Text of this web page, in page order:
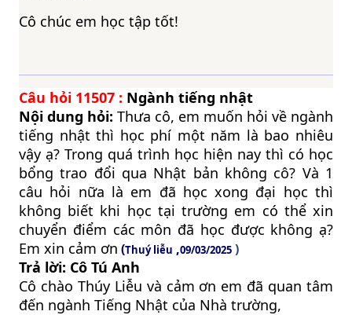
Cô chúc em học tập tốt!
Câu hỏi 11507 : Ngành tiếng nhật
Nội dung hỏi: Thưa cô, em muốn hỏi về ngành
tiếng nhật thì học phí một năm là bao nhiêu
vậy ạ? Trong quá trình học hiện nay thì có học
bổng trao đổi qua Nhật bản không cô? Và 1
câu hỏi nữa là em đã học xong đại học thì
không biết khi học tại trường em có thể xin
chuyển điểm các môn đã học được không ạ?
Em xin cảm ơn (Thuý liễu ,09/03/2025 )
Trả lời: Cô Tú Anh
Cô chào Thúy Liễu và cảm ơn em đã quan tâm
đến ngành Tiếng Nhật của Nhà trường,